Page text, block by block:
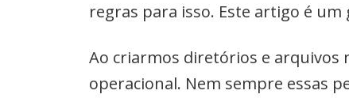
regras para isso. Este artigo é
Ao criarmos diretórios e arquivos
operacional. Nem sempre essas